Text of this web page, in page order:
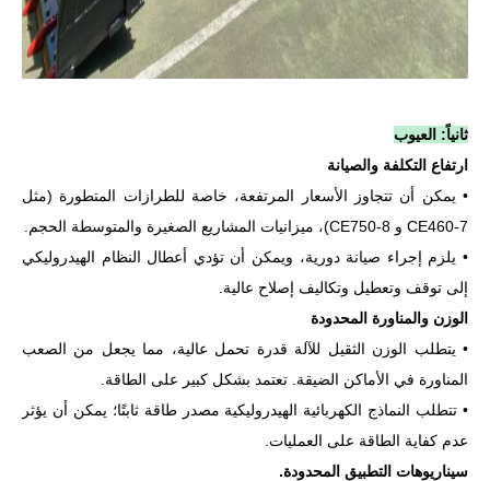
ثانياً: العيوب
ارتفاع التكلفة والصيانة
• يمكن أن تتجاوز الأسعار المرتفعة، خاصة للطرازات المتطورة (مثل
CE460-7 و CE750-8)، ميزانيات المشاريع الصغيرة والمتوسطة الحجم.
• يلزم إجراء صيانة دورية، ويمكن أن تؤدي أعطال النظام الهيدروليكي
إلى توقف وتعطيل وتكاليف إصلاح عالية.
الوزن والمناورة المحدودة
• يتطلب الوزن الثقيل للآلة قدرة تحمل عالية، مما يجعل من الصعب
المناورة في الأماكن الضيقة. تعتمد بشكل كبير على الطاقة.
• تتطلب النماذج الكهربائية الهيدروليكية مصدر طاقة ثابتًا؛ يمكن أن يؤثر
عدم كفاية الطاقة على العمليات.
سيناريوهات التطبيق المحدودة.